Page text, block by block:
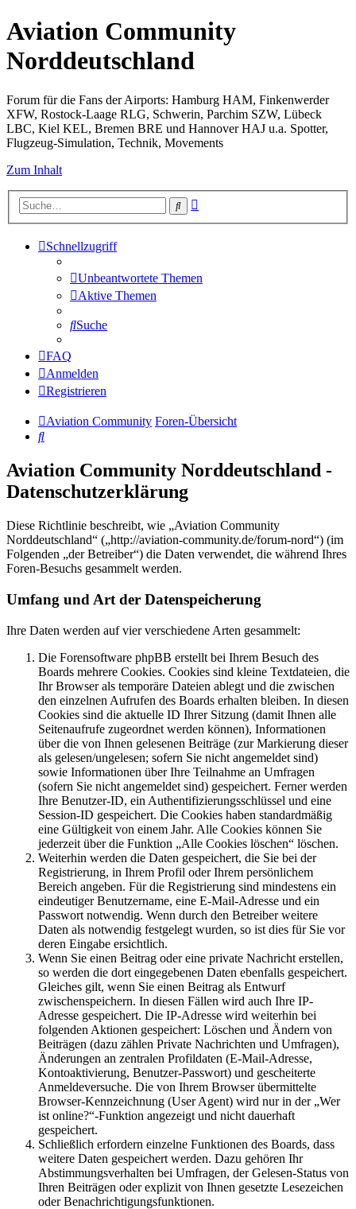
Aviation Community
Norddeutschland
Forum für die Fans der Airports: Hamburg HAM, Finkenwerder
XFW, Rostock-Laage RLG, Schwerin, Parchim SZW, Lübeck
LBC, Kiel KEL, Bremen BRE und Hannover HAJ u.a. Spotter,
Flugzeug-Simulation, Technik, Movements
Zum Inhalt
Suche
Schnellzugriff
Unbeantwortete Themen
Aktive Themen
Suche
FAQ
Anmelden
Registrieren
Aviation Community Foren-Übersicht
Suche
Aviation Community Norddeutschland -
Datenschutzerklärung
Diese Richtlinie beschreibt, wie „Aviation Community
Norddeutschland“ („http://aviation-community.de/forum-nord“) (im
Folgenden „der Betreiber“) die Daten verwendet, die während Ihres
Foren-Besuchs gesammelt werden.
Umfang und Art der Datenspeicherung
Ihre Daten werden auf vier verschiedene Arten gesammelt:
Die Forensoftware phpBB erstellt bei Ihrem Besuch des
Boards mehrere Cookies. Cookies sind kleine Textdateien, die
Ihr Browser als temporäre Dateien ablegt und die zwischen
den einzelnen Aufrufen des Boards erhalten bleiben. In diesen
Cookies sind die aktuelle ID Ihrer Sitzung (damit Ihnen alle
Seitenaufrufe zugeordnet werden können), Informationen
über die von Ihnen gelesenen Beiträge (zur Markierung dieser
als gelesen/ungelesen; sofern Sie nicht angemeldet sind)
sowie Informationen über Ihre Teilnahme an Umfragen
(sofern Sie nicht angemeldet sind) gespeichert. Ferner werden
Ihre Benutzer-ID, ein Authentifizierungsschlüssel und eine
Session-ID gespeichert. Die Cookies haben standardmäßig
eine Gültigkeit von einem Jahr. Alle Cookies können Sie
jederzeit über die Funktion „Alle Cookies löschen“ löschen.
Weiterhin werden die Daten gespeichert, die Sie bei der
Registrierung, in Ihrem Profil oder Ihrem persönlichem
Bereich angeben. Für die Registrierung sind mindestens ein
eindeutiger Benutzername, eine E-Mail-Adresse und ein
Passwort notwendig. Wenn durch den Betreiber weitere
Daten als notwendig festgelegt wurden, so ist dies für Sie vor
deren Eingabe ersichtlich.
Wenn Sie einen Beitrag oder eine private Nachricht erstellen,
so werden die dort eingegebenen Daten ebenfalls gespeichert.
Gleiches gilt, wenn Sie einen Beitrag als Entwurf
zwischenspeichern. In diesen Fällen wird auch Ihre IP-
Adresse gespeichert. Die IP-Adresse wird weiterhin bei
folgenden Aktionen gespeichert: Löschen und Ändern von
Beiträgen (dazu zählen Private Nachrichten und Umfragen),
Änderungen an zentralen Profildaten (E-Mail-Adresse,
Kontoaktivierung, Benutzer-Passwort) und gescheiterte
Anmeldeversuche. Die von Ihrem Browser übermittelte
Browser-Kennzeichnung (User Agent) wird nur in der „Wer
ist online?“-Funktion angezeigt und nicht dauerhaft
gespeichert.
Schließlich erfordern einzelne Funktionen des Boards, dass
weitere Daten gespeichert werden. Dazu gehören Ihr
Abstimmungsverhalten bei Umfragen, der Gelesen-Status von
Ihren Beiträgen oder explizit von Ihnen gesetzte Lesezeichen
oder Benachrichtigungsfunktionen.